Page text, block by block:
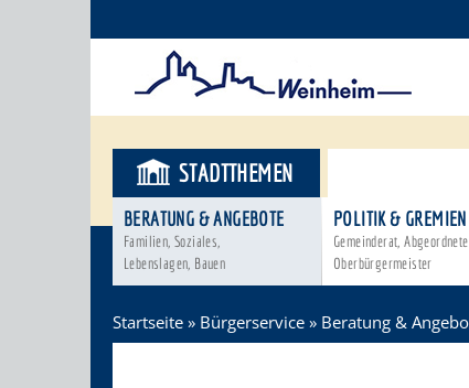
STADTTHEMEN
BERATUNG & ANGEBOTE
Familien, Soziales,
Lebenslagen, Bauen
POLITIK & GREMIEN
Gemeinderat, Abgeordnete
Oberbürgermeister
Startseite » Bürgerservice » Beratung &